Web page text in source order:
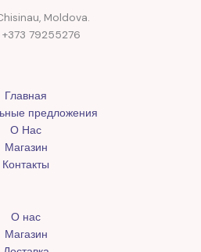
Moldova.
79255276
Главная
предложения
О Нас
Магазин
Контакты
О нас
Магазин